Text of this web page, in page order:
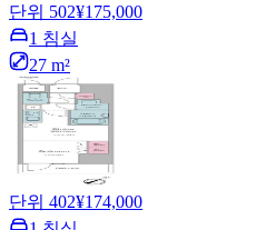
단위 502¥175,000
1 침실
27 m²
단위 402¥174,000